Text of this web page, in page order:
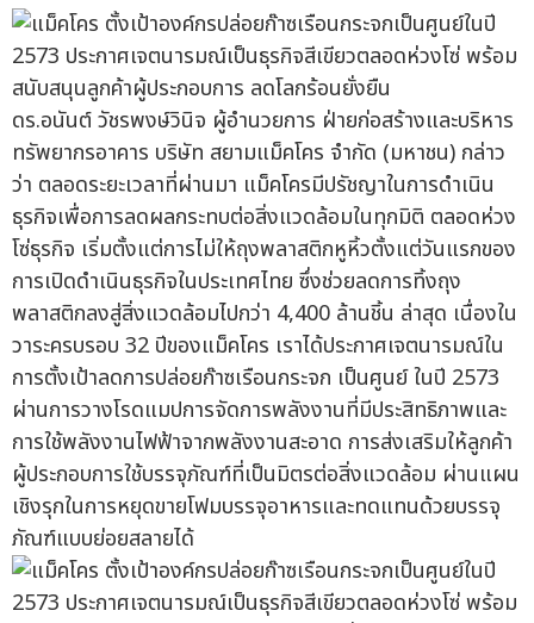
ดร.อนันต์ วัชรพงษ์วินิจ ผู้อำนวยการ ฝ่ายก่อสร้างและบริหาร
ทรัพยากรอาคาร บริษัท สยามแม็คโคร จำกัด (มหาชน) กล่าว
ว่า ตลอดระยะเวลาที่ผ่านมา แม็คโครมีปรัชญาในการดำเนิน
ธุรกิจเพื่อการลดผลกระทบต่อสิ่งแวดล้อมในทุกมิติ ตลอดห่วง
โซ่ธุรกิจ เริ่มตั้งแต่การไม่ให้ถุงพลาสติกหูหิ้วตั้งแต่วันแรกของ
การเปิดดำเนินธุรกิจในประเทศไทย ซึ่งช่วยลดการทิ้งถุง
พลาสติกลงสู่สิ่งแวดล้อมไปกว่า 4,400 ล้านชิ้น ล่าสุด เนื่องใน
วาระครบรอบ 32 ปีของแม็คโคร เราได้ประกาศเจตนารมณ์ใน
การตั้งเป้าลดการปล่อยก๊าซเรือนกระจก เป็นศูนย์ ในปี 2573
ผ่านการวางโรดแมปการจัดการพลังงานที่มีประสิทธิภาพและ
การใช้พลังงานไฟฟ้าจากพลังงานสะอาด การส่งเสริมให้ลูกค้า
ผู้ประกอบการใช้บรรจุภัณฑ์ที่เป็นมิตรต่อสิ่งแวดล้อม ผ่านแผน
เชิงรุกในการหยุดขายโฟมบรรจุอาหารและทดแทนด้วยบรรจุ
ภัณฑ์แบบย่อยสลายได้